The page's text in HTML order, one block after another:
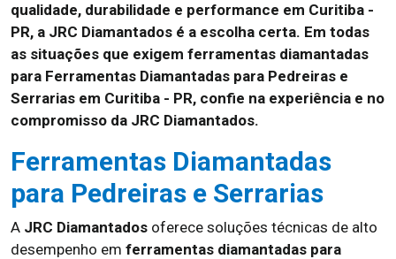
qualidade, durabilidade e performance em Curitiba -
PR, a JRC Diamantados é a escolha certa. Em todas
as situações que exigem ferramentas diamantadas
para Ferramentas Diamantadas para Pedreiras e
Serrarias em Curitiba - PR, confie na experiência e no
compromisso da JRC Diamantados.
Ferramentas Diamantadas
para Pedreiras e Serrarias
A JRC Diamantados oferece soluções técnicas de alto
desempenho em ferramentas diamantadas para